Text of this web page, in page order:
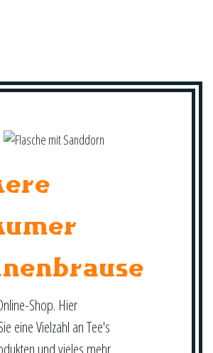
Shop. Hier
eine Vielzahl an Tee's
und vieles mehr.